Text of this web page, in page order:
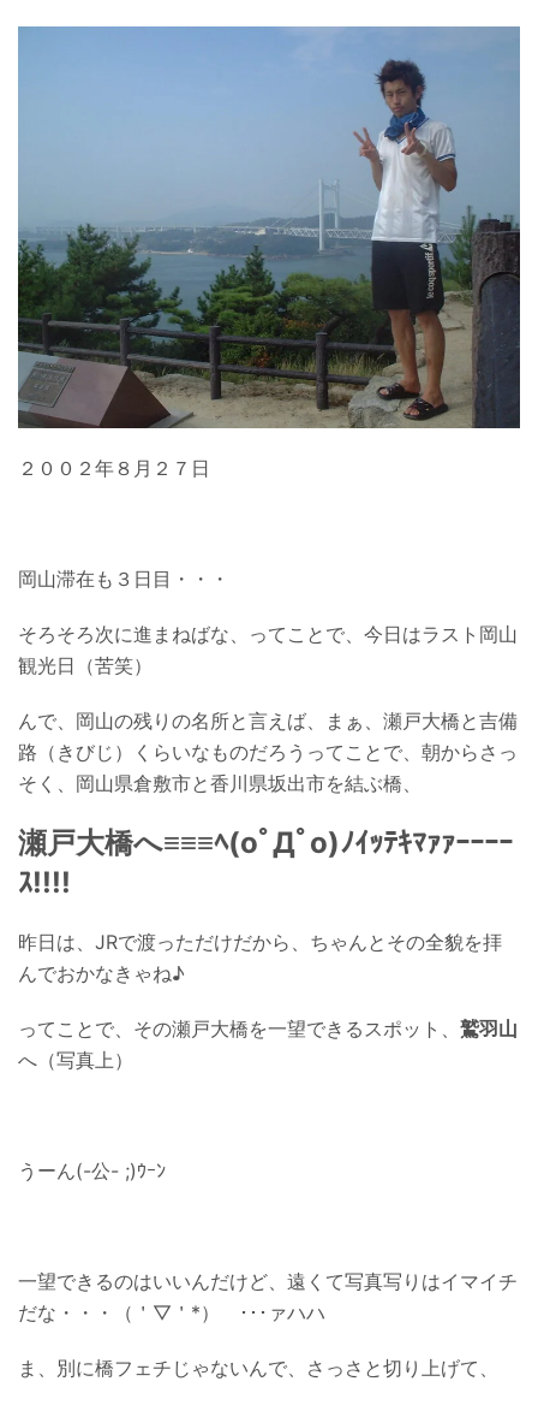
２００２年８月２７日
岡山滞在も３日目・・・
そろそろ次に進まねばな、ってことで、今日はラスト岡山
観光日（苦笑）
んで、岡山の残りの名所と言えば、まぁ、瀬戸大橋と吉備
路（きびじ）くらいなものだろうってことで、朝からさっ
そく、岡山県倉敷市と香川県坂出市を結ぶ橋、
瀬戸大橋へ≡≡≡ﾍ(oﾟДﾟo)ﾉｲｯﾃｷﾏｧｧｰｰｰｰ
ｽ!!!!
昨日は、JRで渡っただけだから、ちゃんとその全貌を拝
んでおかなきゃね♪
ってことで、その瀬戸大橋を一望できるスポット、 鷲羽山
へ（写真上）
うーん(-公- ;)ｳｰﾝ
一望できるのはいいんだけど、遠くて写真写りはイマイチ
だな・・・（＇▽＇*） ･･･ァハハ
ま、別に橋フェチじゃないんで、さっさと切り上げて、